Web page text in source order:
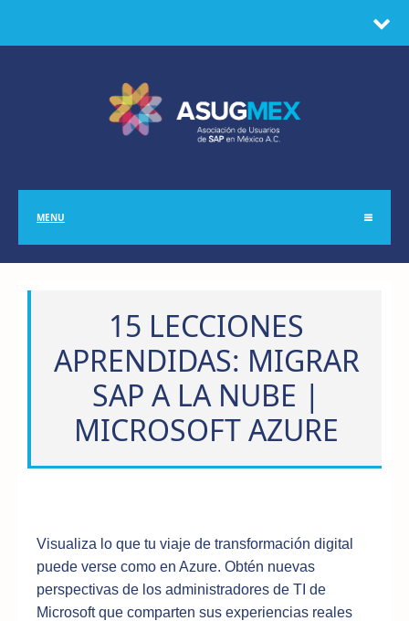
MENU
15 LECCIONES
APRENDIDAS: MIGRAR
SAP A LA NUBE |
MICROSOFT AZURE
Visualiza lo que tu viaje de transformación digital
puede verse como en Azure. Obtén nuevas
perspectivas de los administradores de TI de
Microsoft que comparten sus experiencias reales